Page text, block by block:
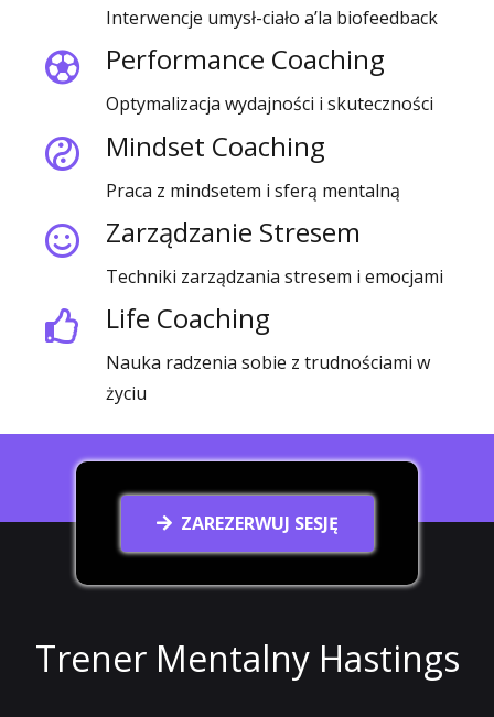
Interwencje umysł-ciało a’la biofeedback
Performance Coaching
Optymalizacja wydajności i skuteczności
Mindset Coaching
Praca z mindsetem i sferą mentalną
Zarządzanie Stresem
Techniki zarządzania stresem i emocjami
Life Coaching
Nauka radzenia sobie z trudnościami w
życiu
ZAREZERWUJ SESJĘ
Trener Mentalny Hastings